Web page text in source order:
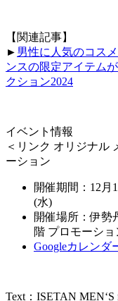
【関連記事】
► 男性に人気のコス
ンスの限定アイテム
クション2024
イベント情報
＜リンク オリジナル
ーション
開催期間：12月
(水)
開催場所：伊勢
階 プロモーショ
Googleカレンダ
Text：ISETAN MEN‘S